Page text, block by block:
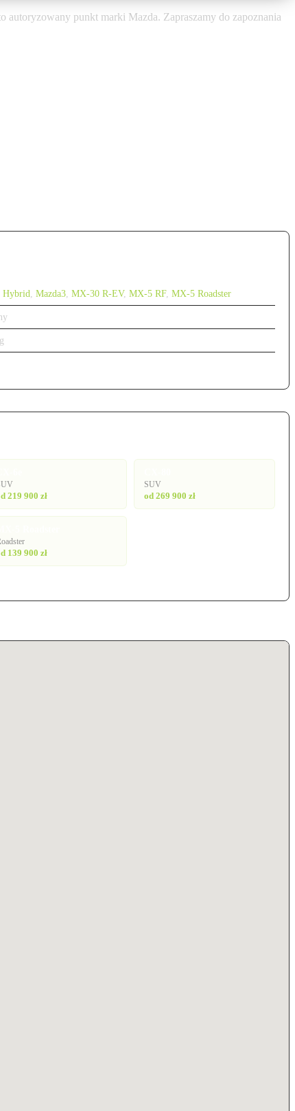
autoryzowany punkt marki Mazda. Zapraszamy do zapoznania
Hybrid Mazda3 MX-30 R-EV, MX-5 RF, MX-5 Roadster
219 900 zł
SUV
od 269 900 zł
139 900 zł